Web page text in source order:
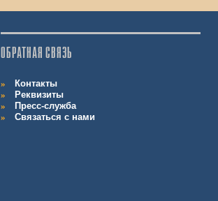
ОБРАТНАЯ СВЯЗЬ
Контакты
Реквизиты
Пресс-служба
Связаться с нами